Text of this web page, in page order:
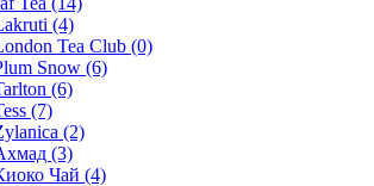
(4)
Tea Club (0)
Snow (6)
(6)
(7)
(2)
(3)
Чай (4)